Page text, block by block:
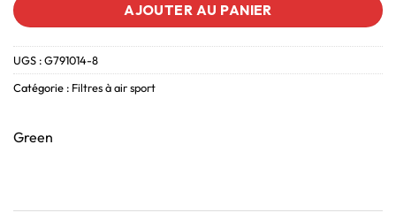
AJOUTER AU PANIER
UGS :G791014-8
Catégorie : Filtres à air sport
Green